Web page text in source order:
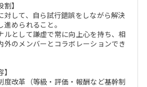
】
対して、自ら試行錯誤をしながら解決
められること。
ルとして謙虚で常に向上心を持ち、相
外のメンバーとコラボレーションでき
度改革（等級・評価・報酬など基幹制